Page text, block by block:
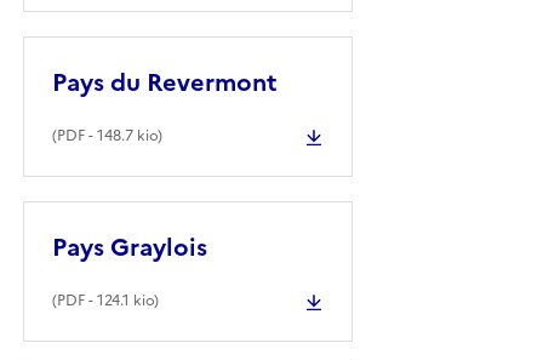
Pays du Revermont
(PDF- 148.7 kio)
Pays Graylois
(PDF- 124.1 kio)